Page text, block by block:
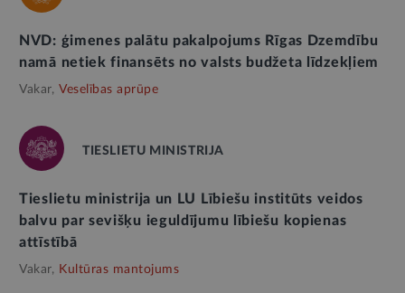
NVD: ģimenes palātu pakalpojums Rīgas Dzemdību
namā netiek finansēts no valsts budžeta līdzekļiem
Vakar, Veselības aprūpe
TIESLIETU MINISTRIJA
Tieslietu ministrija un LU Lībiešu institūts veidos
balvu par sevišķu ieguldījumu lībiešu kopienas
attīstībā
Vakar, Kultūras mantojums